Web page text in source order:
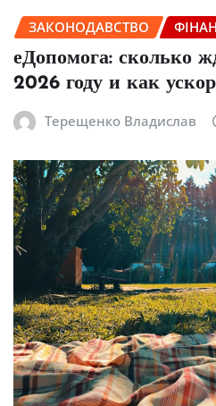
ЗАКОНОДАВСТВО
еДопомога: сколько
2026 году и как
Терещенко Владислав